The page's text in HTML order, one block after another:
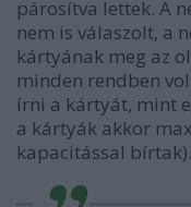
párosítva lettek. A
nem is válaszolt, a
kártyának meg az
minden rendben
írni a kártyát, mint
a kártyák akkor
kapacitással bírtak).